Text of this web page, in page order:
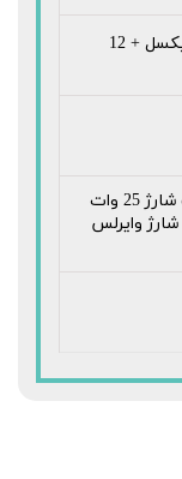
12 مگاپیکسل + 8 مگاپیکسل + 12
4500 میلی آمپر – فست شارژ 25 وات
15 وات - شارژ وایرلس